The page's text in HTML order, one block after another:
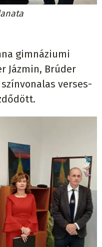
gimnáziumi
Jázmin, Brúder
verses-